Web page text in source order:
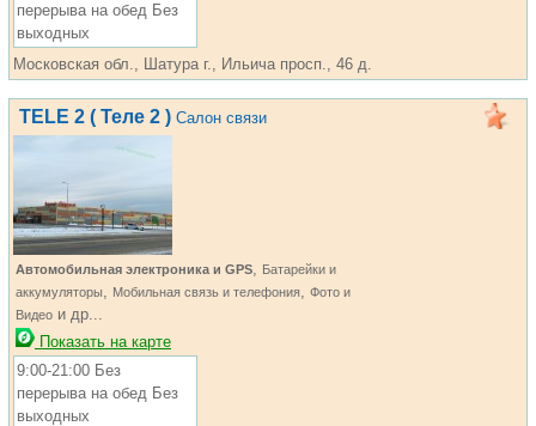
перерыва на обед Без
выходных
Московская обл., Шатура г., Ильича просп., 46 д.
TELE 2 ( Теле 2 ) Салон связи
Автомобильная электроника и GPS, Батарейки и
аккумуляторы, Мобильная связь и телефония, Фото и
Видео и др...
Показать на карте
9:00-21:00 Без
перерыва на обед Без
выходных